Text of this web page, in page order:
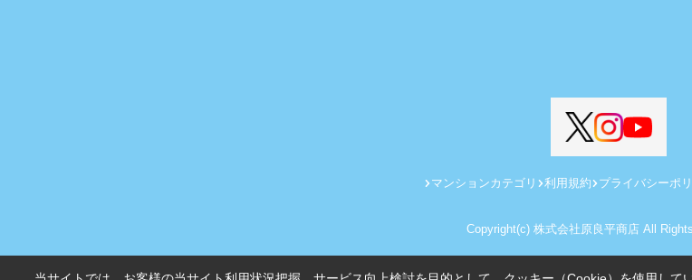
マンションカテゴリ 利用規約 プライバシーポ
Copyright(c) 株式会社原良平商店 All